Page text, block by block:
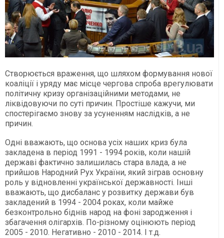
Створюється враження, що шляхом формування нової
коаліції і уряду має місце чергова спроба врегулювати
політичну кризу організаційними методами, не
ліквідовуючи по суті причин. Простіше кажучи, ми
спостерігаємо знову за усуненням наслідків, а не
причин.
Одні вважають, що основа усіх наших криз була
закладена в період 1991 - 1994 років, коли нашій
державі фактично залишилась стара влада, а не
прийшов Народний Рух України, який зіграв основну
роль у відновленні української державності. Інші
вважають, що дисбаланс у розвитку держави був
закладений в 1994 - 2004 роках, коли майже
безконтрольно біднів народ на фоні зародження і
збагачення олігархів. По-різному оцінюють період
2005 - 2010. Негативно - 2010 - 2014. І т.д.